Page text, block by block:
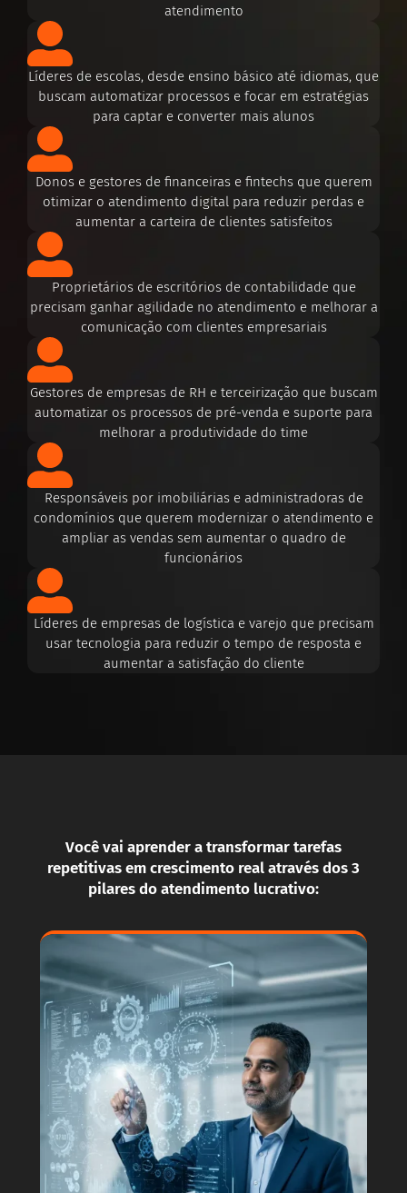
atendimento
Líderes de escolas, desde ensino básico até idiomas, que
buscam automatizar processos e focar em estratégias
para captar e converter mais alunos
Donos e gestores de financeiras e fintechs que querem
otimizar o atendimento digital para reduzir perdas e
aumentar a carteira de clientes satisfeitos
Proprietários de escritórios de contabilidade que
precisam ganhar agilidade no atendimento e melhorar a
comunicação com clientes empresariais
Gestores de empresas de RH e terceirização que buscam
automatizar os processos de pré-venda e suporte para
melhorar a produtividade do time
Responsáveis por imobiliárias e administradoras de
condomínios que querem modernizar o atendimento e
ampliar as vendas sem aumentar o quadro de
funcionários
Líderes de empresas de logística e varejo que precisam
usar tecnologia para reduzir o tempo de resposta e
aumentar a satisfação do cliente
Você vai aprender a transformar tarefas
repetitivas em crescimento real através dos 3
pilares do atendimento lucrativo: